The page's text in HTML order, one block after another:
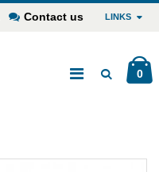
Contact us LINKS
0